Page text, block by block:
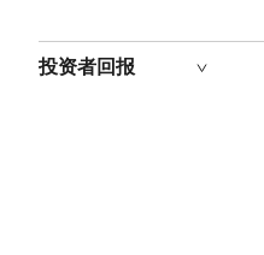
投资者回报